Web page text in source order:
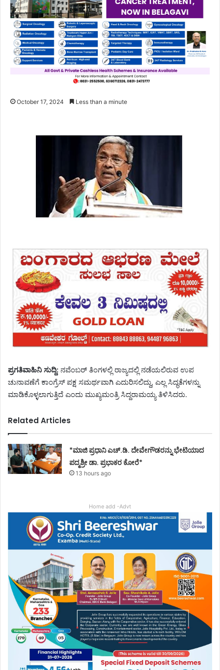
October 17, 2024 Less than a minute
ಪ್ರಗತಿವಾಹಿನಿ ಸುದ್ದಿ: ನವೆಂಬರ್ ತಿಂಗಳಲ್ಲಿ ರಾಜ್ಯದಲ್ಲಿ ನಡೆಯಲಿರುವ ಉಪ
ಚುನಾವಣೆಗೆ ಕಾಂಗ್ರೆಸ್ ಪಕ್ಷ ಸಮರ್ಥವಾಗಿ ಎದುರಿಸಲಿದ್ದು, ಎಲ್ಲ ಸಿದ್ಧತೆಗಳನ್ನು
ಮಾಡಿಕೊಳ್ಳಲಾಗುತ್ತಿದೆ ಎಂದು ಮುಖ್ಯಮಂತ್ರಿ ಸಿದ್ದರಾಮಯ್ಯ ತಿಳಿಸಿದರು.
Related Articles
*ಮಾಜಿ ಪ್ರಧಾನಿ ಎಚ್.ಡಿ. ದೇವೇಗೌಡರನ್ನು ಭೇಟಿಯಾದ
ಪದ್ಮಶ್ರೀ ಡಾ. ಪ್ರಭಾಕರ ಕೋರೆ*
13 hours ago
Home add -Advt